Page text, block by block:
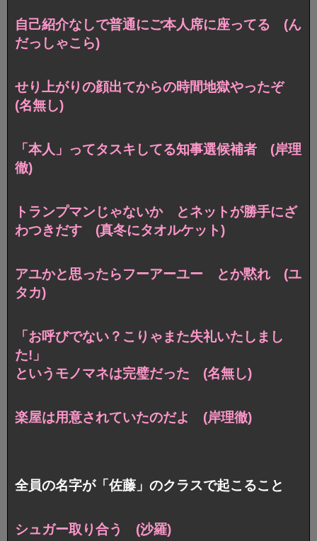
自己紹介なしで普通にご本人席に座ってる (ん
だっしゃこら)
せり上がりの顔出てからの時間地獄やったぞ
(名無し)
「本人」ってタスキしてる知事選候補者 (岸理
徹)
トランプマンじゃないか とネットが勝手にざ
わつきだす (真冬にタオルケット)
アユかと思ったらフーアーユー とか黙れ (ユ
タカ)
「お呼びでない？こりゃまた失礼いたしまし
た!」
というモノマネは完璧だった (名無し)
楽屋は用意されていたのだよ (岸理徹)
全員の名字が「佐藤」のクラスで起こること
シュガー取り合う (沙羅)